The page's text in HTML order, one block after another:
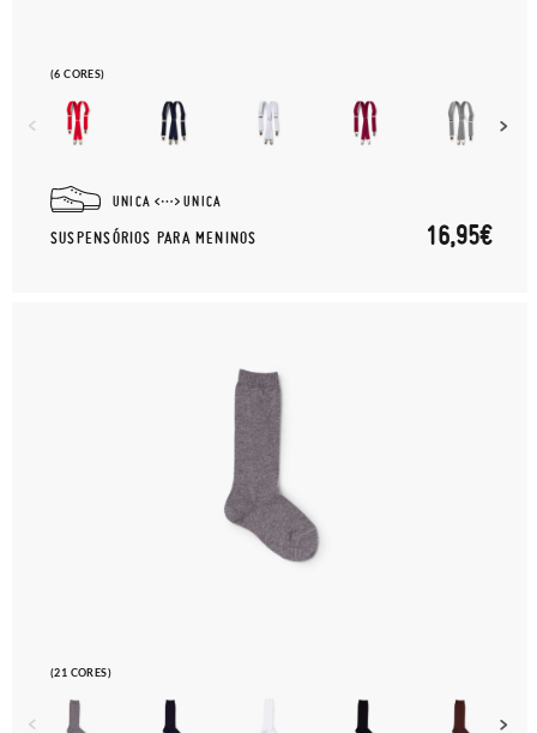
(6 CORES)
UNICA UNICA
SUSPENSÓRIOS PARA MENINOS 16,95€
(21 CORES)